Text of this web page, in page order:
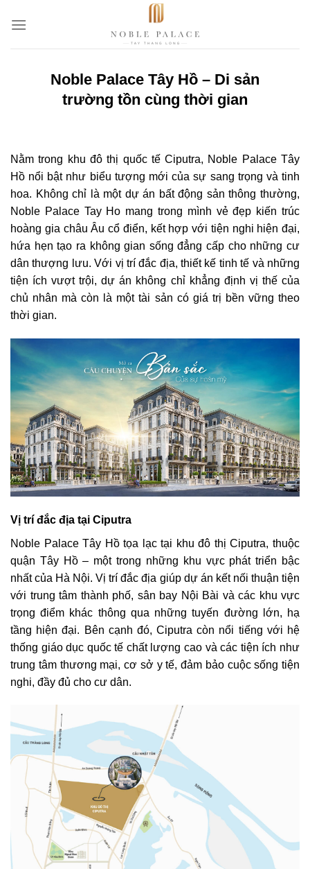
qua
Noble Palace Tây Hồ – Di sản
trường tồn cùng thời gian
Nằm trong khu đô thị quốc tế Ciputra, Noble Palace Tây
Hồ nổi bật như biểu tượng mới của sự sang trọng và tinh
hoa. Không chỉ là một dự án bất động sản thông thường,
Noble Palace Tay Ho mang trong mình vẻ đẹp kiến trúc
hoàng gia châu Âu cổ điển, kết hợp với tiện nghi hiện đại,
hứa hẹn tạo ra không gian sống đẳng cấp cho những cư
dân thượng lưu. Với vị trí đắc địa, thiết kế tinh tế và những
tiện ích vượt trội, dự án không chỉ khẳng định vị thế của
chủ nhân mà còn là một tài sản có giá trị bền vững theo
thời gian.
Vị trí đắc địa tại Ciputra
Noble Palace Tây Hồ tọa lạc tại khu đô thị Ciputra, thuộc
quận Tây Hồ – một trong những khu vực phát triển bậc
nhất của Hà Nội. Vị trí đắc địa giúp dự án kết nối thuận tiện
với trung tâm thành phố, sân bay Nội Bài và các khu vực
trọng điểm khác thông qua những tuyến đường lớn, hạ
tầng hiện đại. Bên cạnh đó, Ciputra còn nổi tiếng với hệ
thống giáo dục quốc tế chất lượng cao và các tiện ích như
trung tâm thương mại, cơ sở y tế, đảm bảo cuộc sống tiện
nghi, đầy đủ cho cư dân.